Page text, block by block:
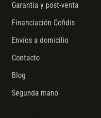
Garantía y post-venta
Financiación Cofidis
Envíos a domicilio
Contacto
Blog
Segunda mano